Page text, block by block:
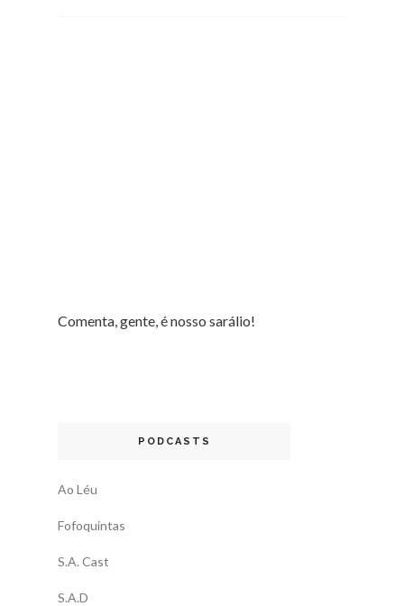
Comenta, gente, é nosso sarálio!
PODCASTS
Ao Léu
Fofoquintas
S.A. Cast
S.A.D